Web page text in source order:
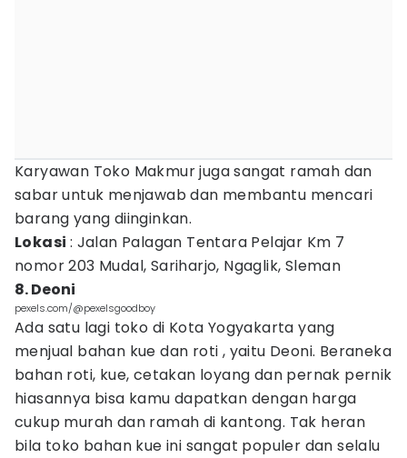
Karyawan Toko Makmur juga sangat ramah dan
sabar untuk menjawab dan membantu mencari
barang yang diinginkan.
Lokasi : Jalan Palagan Tentara Pelajar Km 7
nomor 203 Mudal, Sariharjo, Ngaglik, Sleman
8. Deoni
pexels.com/@pexelsgoodboy
Ada satu lagi toko di Kota Yogyakarta yang
menjual bahan kue dan roti , yaitu Deoni. Beraneka
bahan roti, kue, cetakan loyang dan pernak pernik
hiasannya bisa kamu dapatkan dengan harga
cukup murah dan ramah di kantong. Tak heran
bila toko bahan kue ini sangat populer dan selalu